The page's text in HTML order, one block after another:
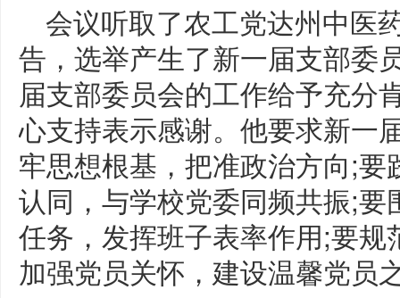
会议听取了农工党达州中医
告，选举产生了新一届支部委
届支部委员会的工作给予充分
心支持表示感谢。他要求新一
牢思想根基，把准政治方向;
认同，与学校党委同频共振;
任务，发挥班子表率作用;要
加强党员关怀，建设温馨党员